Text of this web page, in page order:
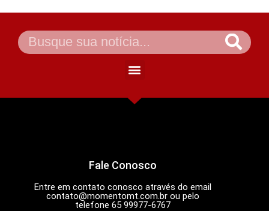
Fale Conosco
Entre em contato conosco através do email
contato@momentomt.com.brou pelo
telefone 65 99977-6767